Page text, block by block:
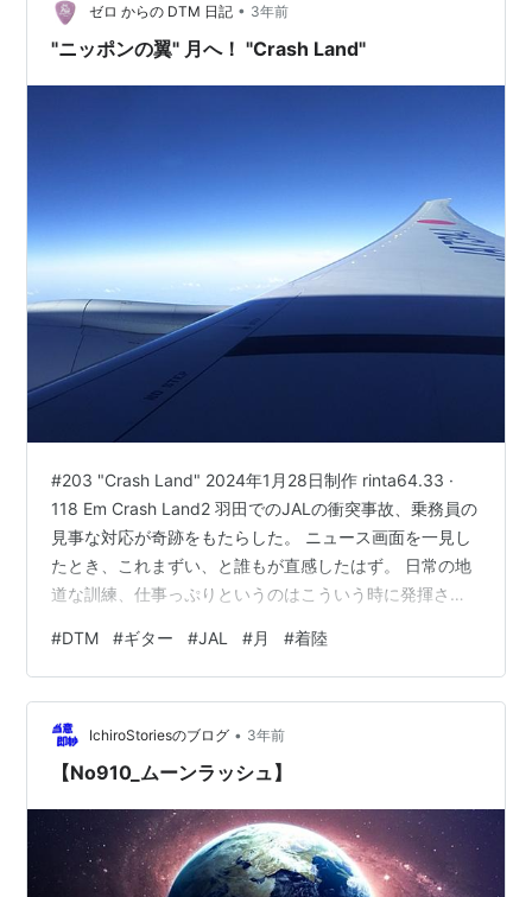
ゼロ からの DTM 日記 • 3年前
"ニッポンの翼" 月へ！ "Crash Land"
#203 "Crash Land" 2024年1月28日制作 rinta64.33 ·
118 Em Crash Land2 羽田でのJALの衝突事故、乗務員の
見事な対応が奇跡をもたらした。 ニュース画面を一見し
たとき、これまずい、と誰もが直感したはず。 日常の地
道な訓練、仕事っぷりというのはこういう時に発揮され
ンポイント着陸したとか。 正確さが売りの日本人らしく
ていいね！ ちょっとやそっとひっくり返ったって大丈
夫。 これも日頃の精進のたまもの。 どんな困難にも臨機
応変に応える。 七転び八起きでありたい。 ではまた ／
Rin Tak
#DTM #ギター #JAL #月 #着陸
IchiroStoriesのブログ • 3年前
【No910_ムーンラッシュ】